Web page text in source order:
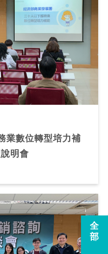
全
部
業數位轉型培力補
明會